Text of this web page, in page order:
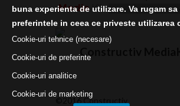
Media Kit
Constructiv
©2016 Constructiv
buna experienta de utilizare. Va rugam
preferintele in ceea ce priveste utilizarea
Cookie-uri tehnice (necesare)
Cookie-uri de preferinte
Cookie-uri analitice
Cookie-uri de marketing